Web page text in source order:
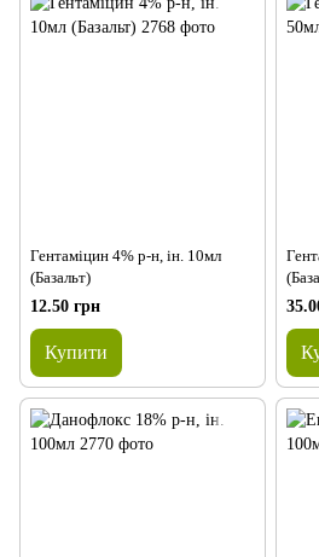
Гентаміцин 4% р-н, ін. 10мл
(Базальт)
12.50 грн
Купити